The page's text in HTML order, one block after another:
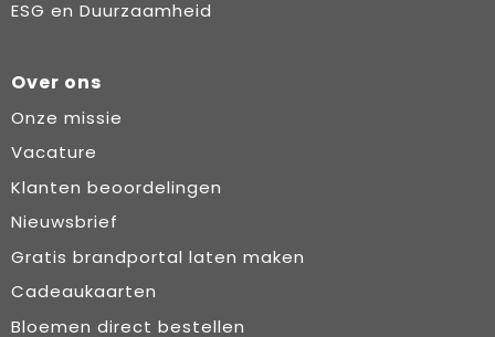
ESG en Duurzaamheid
Over ons
Onze missie
Vacature
Klanten beoordelingen
Nieuwsbrief
Gratis brandportal laten maken
Cadeaukaarten
Bloemen direct bestellen